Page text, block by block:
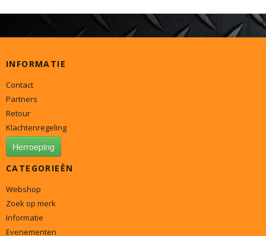
INFORMATIE
Contact
Partners
Retour
Klachtenregeling
Herroeping
CATEGORIEËN
Webshop
Zoek op merk
Informatie
Evenementen